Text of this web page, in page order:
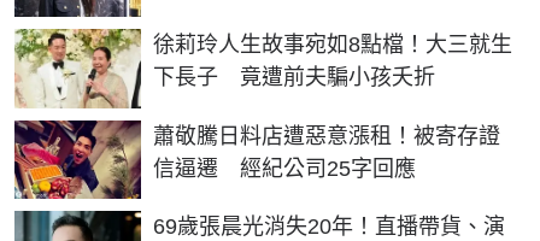
徐莉玲人生故事宛如8點檔！大三就生
下長子 竟遭前夫騙小孩夭折
蕭敬騰日料店遭惡意漲租！被寄存證
信逼遷 經紀公司25字回應
69歲張晨光消失20年！直播帶貨、演